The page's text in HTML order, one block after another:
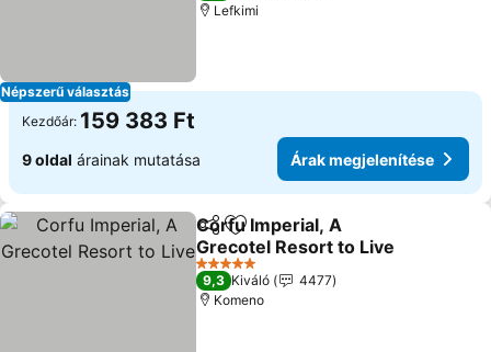
Népszerű választás
Lefkimi
Kezdőár: 159 383 Ft
9 oldal árainak mutatása Árak megjelenítése
Megosztás
Hozzáadás a kedvencekhez
Corfu Imperial, A
Grecotel Resort to Live
Árak megjelenítése
5 Kategória
9,3 Kiváló
4477
Komeno